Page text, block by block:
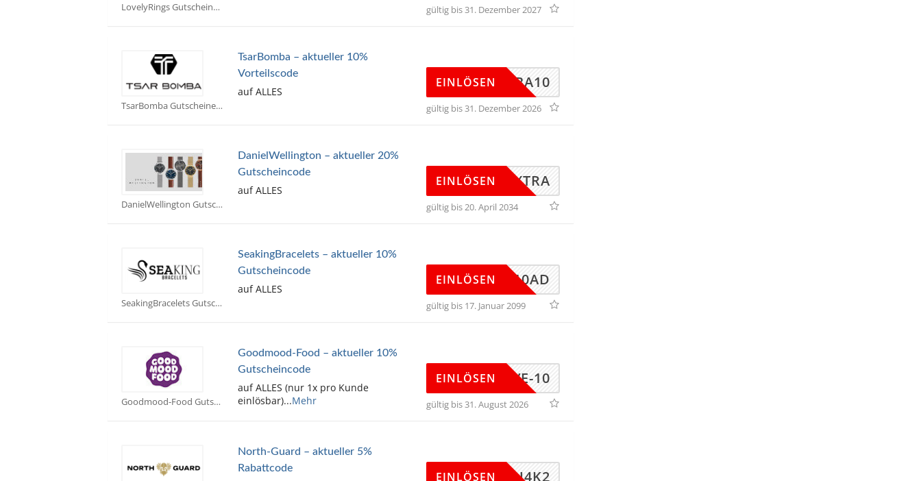
LovelyRings Gutscheine gültig bis 31. Dezember 2027
TsarBomba Gutscheine
TsarBomba – aktueller 10%
Vorteilscode
auf ALLES
RBOMBA10
EINLÖSEN
gültig bis 31. Dezember 2026
DanielWellington Gutscheine
DanielWellington – aktueller 20%
Gutscheincode
auf ALLES
W20EXTRA
EINLÖSEN
gültig bis 20. April 2034
SeakingBracelets Gutscheine
SeakingBracelets – aktueller 10%
Gutscheincode
auf ALLES
SK10AD
EINLÖSEN
gültig bis 17. Januar 2099
Goodmood-Food Gutscheine
Goodmood-Food – aktueller 10%
Gutscheincode
auf ALLES (nur 1x pro Kunde
einlösbar)...Mehr
-LOVE-10
EINLÖSEN
gültig bis 31. August 2026
North-Guard – aktueller 5%
Rabattcode
P-M3U4K2
EINLÖSEN